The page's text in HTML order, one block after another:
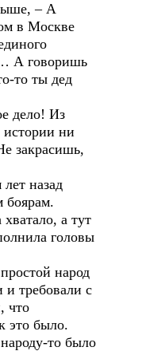
– А
в Москве
А говоришь
то ты дед
Из
ни
закрасишь,
назад
боярам.
а тут
головы
народ
и требовали с
что
это было.
то было